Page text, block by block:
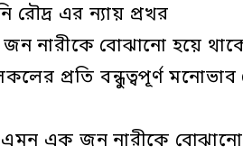
রৌদ্র এর ন্যায় প্রখর
জন নারীকে বোঝানো হয়ে
প্রতি বন্ধুত্বপূর্ণ
এমন এক জন নারীকে